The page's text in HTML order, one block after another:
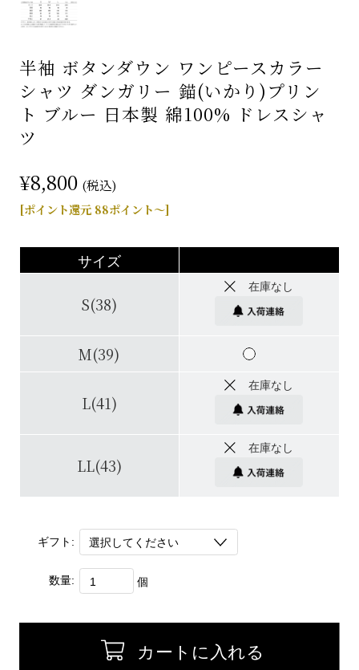
半袖 ボタンダウン ワンピースカラー
シャツ ダンガリー 錨(いかり)プリン
ト ブルー 日本製 綿100% ドレスシャ
ツ
¥8,800 (税込)
[ポイント還元 88ポイント～]
サイズ
S(38)
在庫なし
M(39)
L(41)
在庫なし
LL(43)
在庫なし
ギフト:
数量: 個